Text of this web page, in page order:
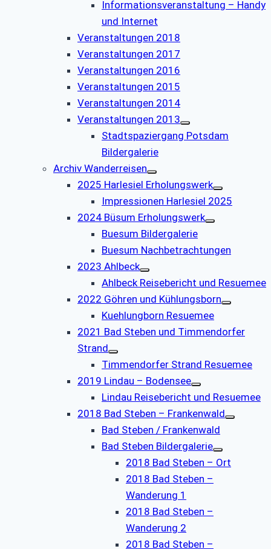
Informationsveranstaltung – Handy
und Internet
Veranstaltungen 2018
Veranstaltungen 2017
Veranstaltungen 2016
Veranstaltungen 2015
Veranstaltungen 2014
Veranstaltungen 2013
Stadtspaziergang Potsdam
Bildergalerie
Archiv Wanderreisen
2025 Harlesiel Erholungswerk
Impressionen Harlesiel 2025
2024 Büsum Erholungswerk
Buesum Bildergalerie
Buesum Nachbetrachtungen
2023 Ahlbeck
Ahlbeck Reisebericht und Resuemee
2022 Göhren und Kühlungsborn
Kuehlungborn Resuemee
2021 Bad Steben und Timmendorfer
Strand
Timmendorfer Strand Resuemee
2019 Lindau – Bodensee
Lindau Reisebericht und Resuemee
2018 Bad Steben – Frankenwald
Bad Steben / Frankenwald
Bad Steben Bildergalerie
2018 Bad Steben – Ort
2018 Bad Steben –
Wanderung 1
2018 Bad Steben –
Wanderung 2
2018 Bad Steben –